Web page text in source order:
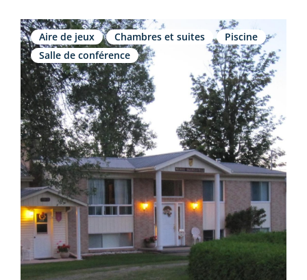
Aire de jeux Chambres et suites
Piscine
Salle de conférence